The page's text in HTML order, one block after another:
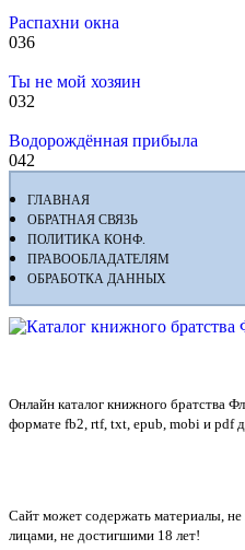
Распахни окна
036
Ты не мой хозяин
032
Водорождённая прибыла
042
ГЛАВНАЯ
ОБРАТНАЯ СВЯЗЬ
ПОЛИТИКА КОНФ.
ПРАВООБЛАДАТЕЛЯМ
ОБРАБОТКА ДАННЫХ
Онлайн каталог книжного братства
формате fb2, rtf, txt, epub, mobi и pdf
Сайт может содержать материалы,
лицами, не достигшими 18 лет!